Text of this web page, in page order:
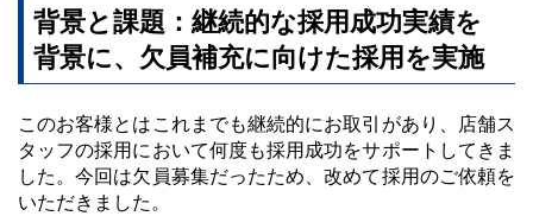
背景と課題：継続的な採用成功実績を
背景に、欠員補充に向けた採用を実施
このお客様とはこれまでも継続的にお取引があり、店舗ス
タッフの採用において何度も採用成功をサポートしてきま
した。今回は欠員募集だったため、改めて採用のご依頼を
いただきました。